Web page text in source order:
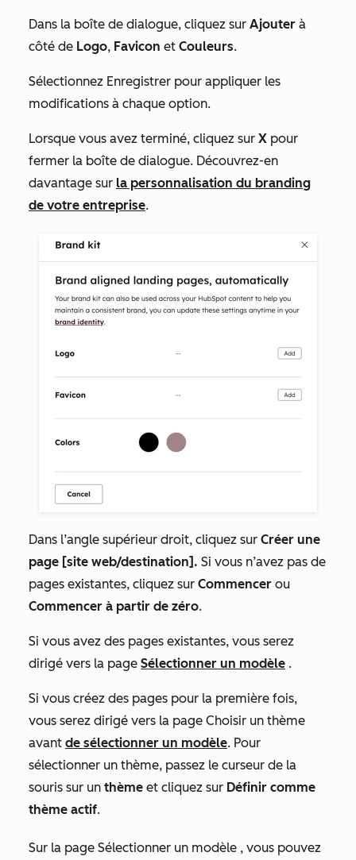
Dans la boîte de dialogue, cliquez sur Ajouter à
côté de Logo, Favicon et Couleurs.
Sélectionnez Enregistrer pour appliquer les
modifications à chaque option.
Lorsque vous avez terminé, cliquez sur X pour
fermer la boîte de dialogue. Découvrez-en
davantage sur la personnalisation du branding
de votre entreprise.
Dans l’angle supérieur droit, cliquez sur Créer une
page [site web/destination]. Si vous n’avez pas de
pages existantes, cliquez sur Commencer ou
Commencer à partir de zéro.
Si vous avez des pages existantes, vous serez
dirigé vers la page Sélectionner un modèle .
Si vous créez des pages pour la première fois,
vous serez dirigé vers la page Choisir un thème
avant de sélectionner un modèle. Pour
sélectionner un thème, passez le curseur de la
souris sur un thème et cliquez sur Définir comme
thème actif.
Sur la page Sélectionner un modèle , vous pouvez